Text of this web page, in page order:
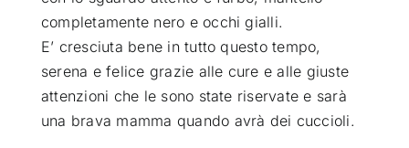
completamente nero e occhi gialli.
E’ cresciuta bene in tutto questo tempo,
serena e felice grazie alle cure e alle giuste
attenzioni che le sono state riservate e sarà
una brava mamma quando avrà dei cuccioli.